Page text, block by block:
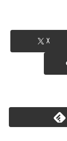
X